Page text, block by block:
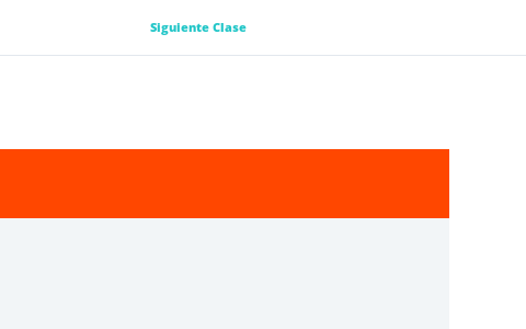
Siguiente Clase